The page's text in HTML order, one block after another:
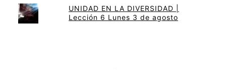
UNIDAD EN LA DIVERSIDAD |
Lección 6 Lunes 3 de agosto